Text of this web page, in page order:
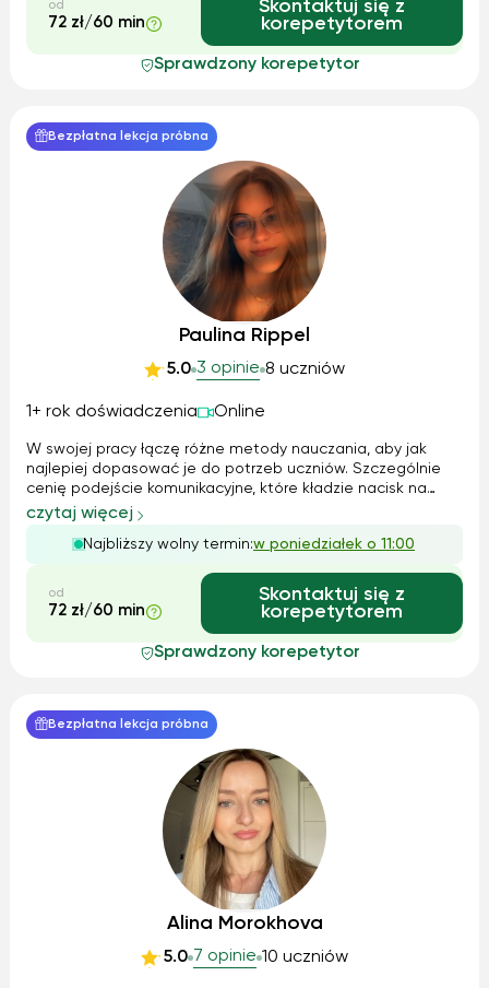
od
72 zł/60 min
Skontaktuj się z
korepetytorem
Sprawdzony korepetytor
Bezpłatna lekcja próbna
Paulina Rippel
5.0 3 opinie 8 uczniów
1+ rok doświadczenia Online
W swojej pracy łączę różne metody nauczania, aby jak
najlepiej dopasować je do potrzeb uczniów. Szczególnie
cenię podejście komunikacyjne, które kładzie nacisk na
praktyczne użycie języka w codziennych sytuacjach.
Wykorzystuję też elementy immersji językowej, czyli
otaczanie się językiem i używanie ...
czytaj więcej
Najbliższy wolny termin:w poniedziałek o 11:00
od
72 zł/60 min
Skontaktuj się z
korepetytorem
Sprawdzony korepetytor
Bezpłatna lekcja próbna
Alina Morokhova
5.0 7 opinie 10 uczniów